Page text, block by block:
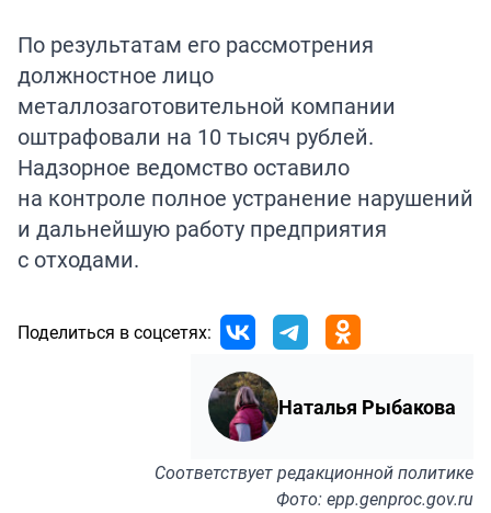
По результатам его рассмотрения
должностное лицо
металлозаготовительной компании
оштрафовали на 10 тысяч рублей.
Надзорное ведомство оставило
на контроле полное устранение нарушений
и дальнейшую работу предприятия
с отходами.
Поделиться в соцсетях:
Наталья Рыбакова
Соответствуетредакционной политике
Фото: epp.genproc.gov.ru